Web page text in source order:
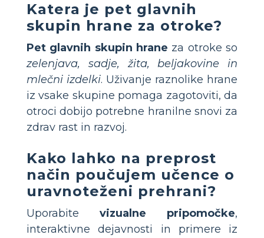
Katera je pet glavnih
skupin hrane za otroke?
Pet glavnih skupin hrane za otroke so
zelenjava, sadje, žita, beljakovine in
mlečni izdelki. Uživanje raznolike hrane
iz vsake skupine pomaga zagotoviti, da
otroci dobijo potrebne hranilne snovi za
zdrav rast in razvoj.
Kako lahko na preprost
način poučujem učence o
uravnoteženi prehrani?
Uporabite vizualne pripomočke,
interaktivne dejavnosti in primere iz